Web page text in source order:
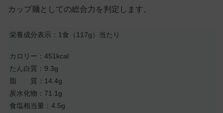
カップ麺としての総合力を判定します。
栄養成分表示：1食（117g）当たり
カロリー：451kcal
たん白質：9.3g
脂 質：14.4g
炭水化物：71.1g
食塩相当量：4.5g